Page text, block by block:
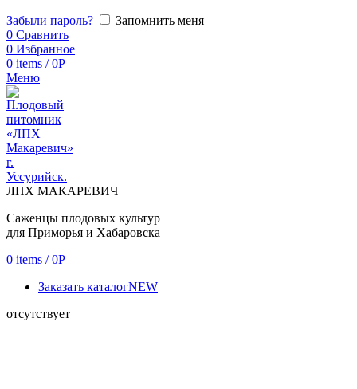
Забыли пароль?
Запомнить меня
0 Сравнить
0 Избранное
0 items / 0Р
Меню
ЛПХ МАКАРЕВИЧ
Саженцы плодовых культур
для Приморья и Хабаровска
0 items / 0Р
Заказать каталогNEW
отсутствует